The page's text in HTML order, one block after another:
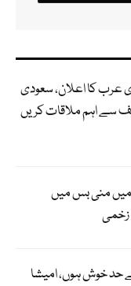
عرب کا اعلان، سعودی
سے اہم ملاقات کریں
میں منی بس میں
حد خوش ہوں، امیشا